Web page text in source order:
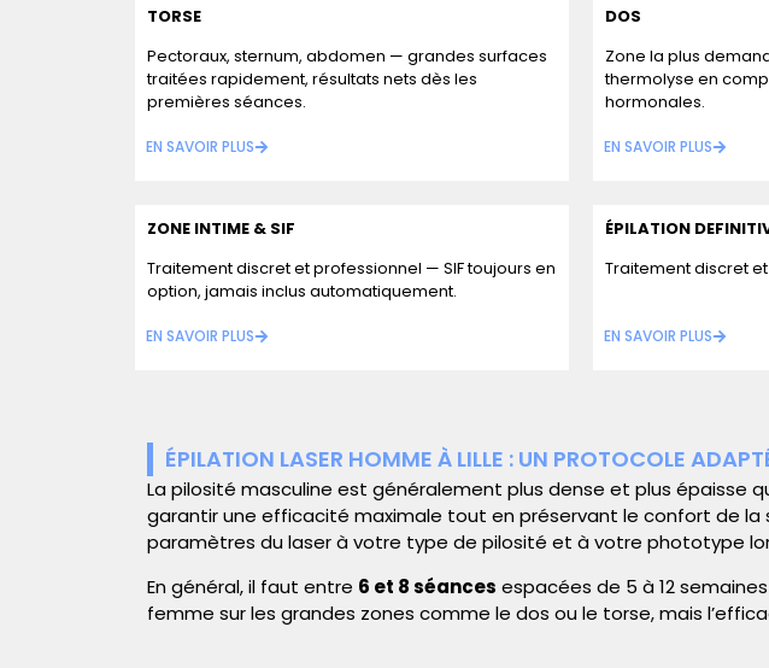
TORSE
Pectoraux, sternum, abdomen — grandes surfaces
traitées rapidement, résultats nets dès les
premières séances.
EN SAVOIR PLUS
DOS
Zone la plus
thermolyse en
hormonales.
EN SAVOIR PLUS
ZONE INTIME & SIF
Traitement discret et professionnel — SIF toujours en
option, jamais inclus automatiquement.
EN SAVOIR PLUS
ÉPILATION
Traitement discret
EN SAVOIR PLUS
ÉPILATION LASER HOMME À LILLE : UN PROTOCOLE
La pilosité masculine est généralement plus dense et plus épaisse
garantir une efficacité maximale tout en préservant le confort de
paramètres du laser à votre type de pilosité et à votre phototype
En général, il faut entre 6 et 8 séances espacées de 5 à 12
femme sur les grandes zones comme le dos ou le torse, mais